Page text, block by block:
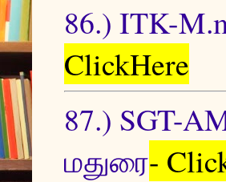
86.) ITK-
ClickHere
87.) SGT-
மதுரை-